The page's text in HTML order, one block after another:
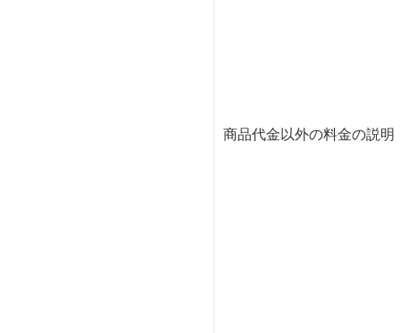
商品代金以外の料金の説明